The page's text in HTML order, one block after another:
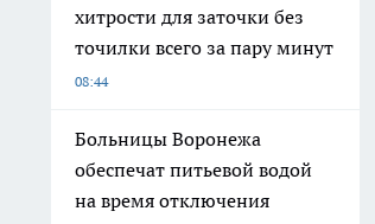
хитрости для заточки без
точилки всего за пару минут
08:44
Больницы Воронежа
обеспечат питьевой водой
на время отключения